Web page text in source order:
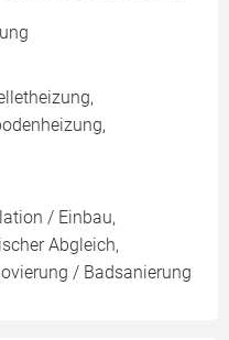
/ Einbau,
Abgleich,
/ Badsanierung